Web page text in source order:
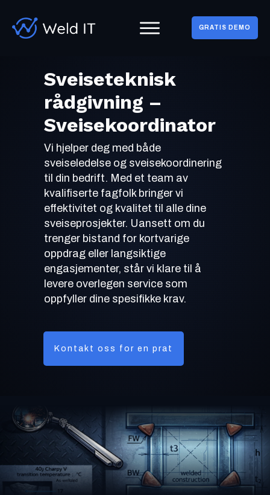
GRATIS DEMO
Sveiseteknisk
rådgivning –
Sveisekoordinator
Vi hjelper deg med både
sveiseledelse og sveisekoordinering
til din bedrift. Med et team av
kvalifiserte fagfolk bringer vi
effektivitet og kvalitet til alle dine
sveiseprosjekter. Uansett om du
trenger bistand for kortvarige
oppdrag eller langsiktige
engasjementer, står vi klare til å
levere overlegen service som
oppfyller dine spesifikke krav.
Kontakt oss for en prat